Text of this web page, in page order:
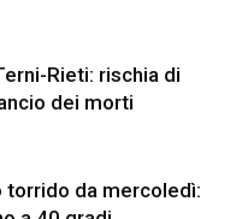
Rieti: rischia di
dei morti
torrido da mercoledì: